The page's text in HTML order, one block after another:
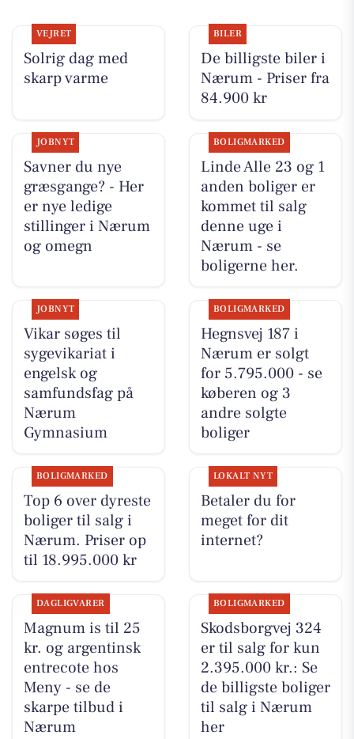
VEJRET
Solrig dag med
skarp varme
BILER
De billigste biler i
Nærum - Priser fra
84.900 kr
JOBNYT
Savner du nye
græsgange? - Her
er nye ledige
stillinger i Nærum
og omegn
BOLIGMARKED
Linde Alle 23 og 1
anden boliger er
kommet til salg
denne uge i
Nærum - se
boligerne her.
JOBNYT
Vikar søges til
sygevikariat i
engelsk og
samfundsfag på
Nærum
Gymnasium
BOLIGMARKED
Hegnsvej 187 i
Nærum er solgt
for 5.795.000 - se
køberen og 3
andre solgte
boliger
BOLIGMARKED
Top 6 over dyreste
boliger til salg i
Nærum. Priser op
til 18.995.000 kr
LOKALT NYT
Betaler du for
meget for dit
internet?
DAGLIGVARER
Magnum is til 25
kr. og argentinsk
entrecote hos
Meny - se de
skarpe tilbud i
Nærum
BOLIGMARKED
Skodsborgvej 324
er til salg for kun
2.395.000 kr.: Se
de billigste boliger
til salg i Nærum
her